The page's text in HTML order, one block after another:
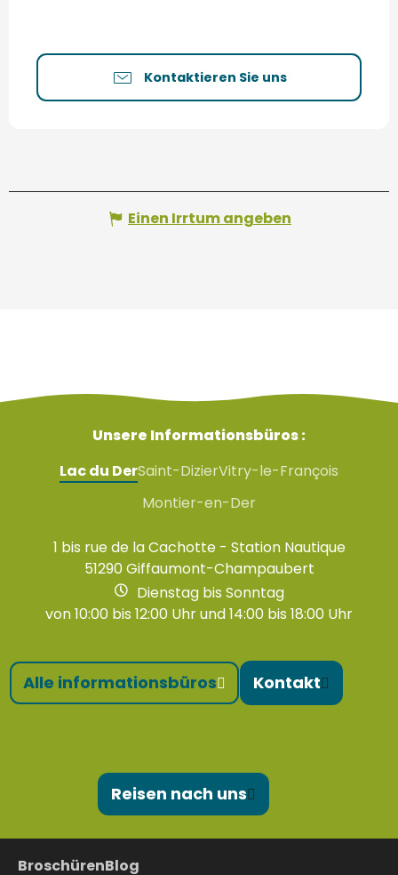
Kontaktieren Sie uns
Einen Irrtum angeben
Unsere Informationsbüros :
Lac du DerSaint-DizierVitry-le-François
Montier-en-Der
1 bis rue de la Cachotte - Station Nautique
51290 Giffaumont-Champaubert
Dienstag bis Sonntag
von 10:00 bis 12:00 Uhr und 14:00 bis 18:00 Uhr
Alle informationsbüros Kontakt
Reisen nach uns
BroschürenBlog